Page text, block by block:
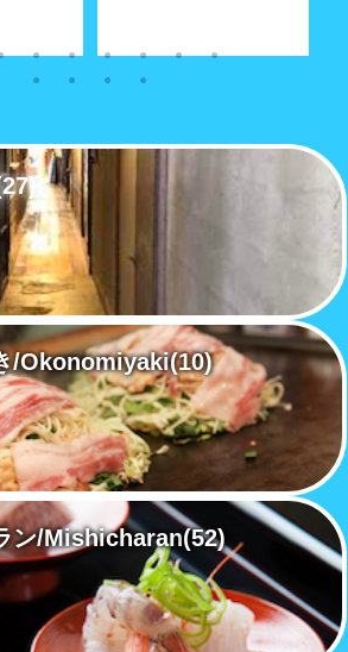
に大きな空
経済合理性が優先する現代社会
/Okonomiyaki(10)
ン/Mishicharan(52)